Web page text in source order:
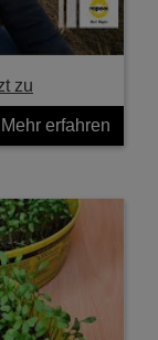
zu
Mehr erfahren